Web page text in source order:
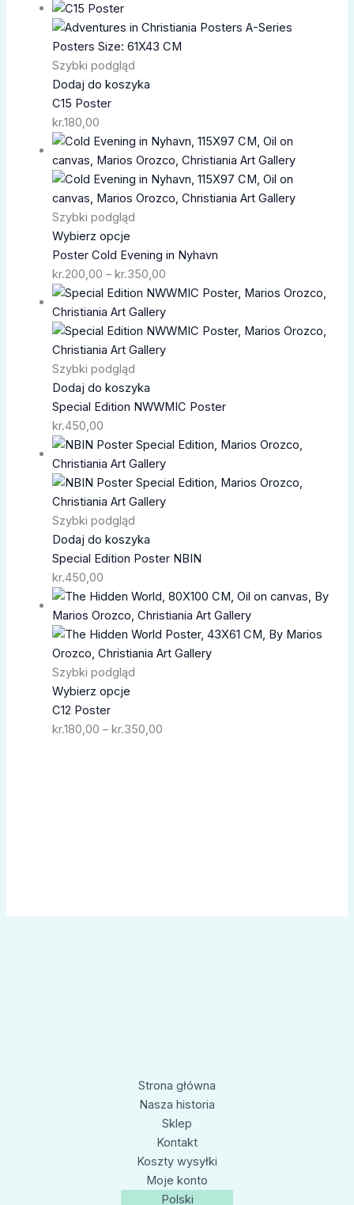
Szybki podgląd
Dodaj do koszyka
C15 Poster
kr.180,00
Szybki podgląd
Wybierz opcje
Poster Cold Evening in Nyhavn
kr.200,00 – kr.350,00
Zakres
cen:
od
kr.200,00
Szybki podgląd
Dodaj do koszyka
Special Edition NWWMIC Poster
kr.450,00
Szybki podgląd
Dodaj do koszyka
Special Edition Poster NBIN
kr.450,00
Szybki podgląd
Wybierz opcje
C12 Poster
kr.180,00 – kr.350,00
Zakres
cen:
od
kr.180,00
Strona główna
Nasza historia
Sklep
Kontakt
Koszty wysyłki
Moje konto
Polski